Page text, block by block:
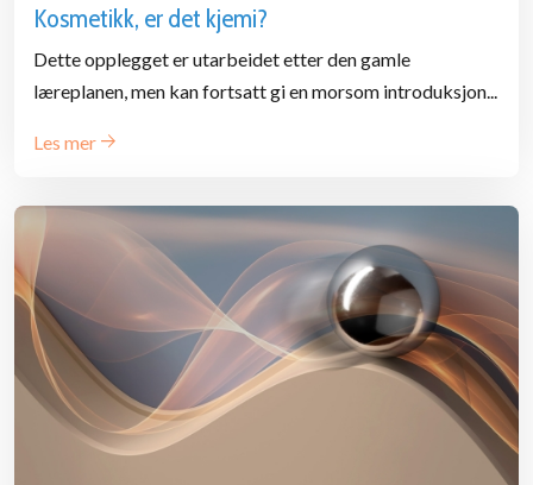
Kosmetikk, er det kjemi?
Dette opplegget er utarbeidet etter den gamle
læreplanen, men kan fortsatt gi en morsom introduksjon...
Les mer